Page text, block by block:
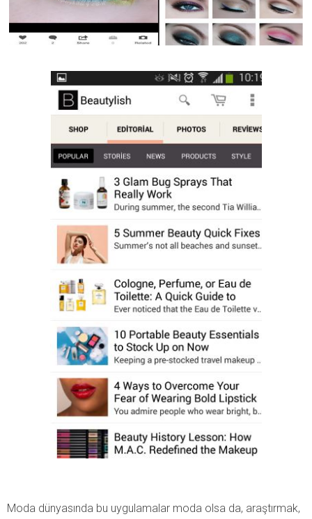
Moda dünyasında bu uygulamalar moda olsa da, araştırmak,